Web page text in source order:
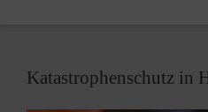
Katastrophenschutz in